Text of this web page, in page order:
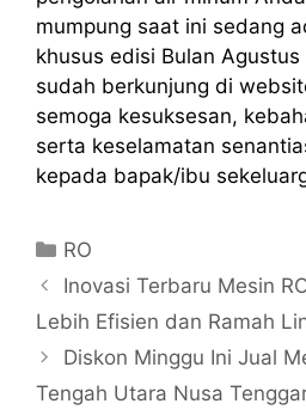
mumpung saat ini sedang
khusus edisi Bulan
sudah berkunjung di
semoga kesuksesan,
serta keselamatan
kepada bapak/ibu
Kategori
RO
Inovasi Terbaru Mesin
Lebih Efisien dan Ramah
Diskon Minggu Ini Jual
Tengah Utara Nusa